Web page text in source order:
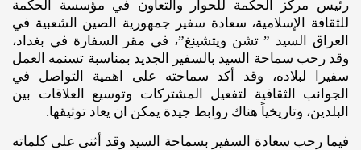
رئيس مركز الحكمة للحوار والتعاون في مؤسسة الحكمة
للثقافة الإسلامية، سعادة سفير جمهورية الصين الشعبية في
العراق السيد ” تشن ويتشينغ”، في مقر السفارة في بغداد،
وقد رحب سماحة السيد بالسفير الجديد بمناسبة تسنمه العمل
سفيرا لبلاده، وقد أكد سماحته على اهمية التواصل في
الجوانب الثقافية لتفعيل المشتركات وتوسيع العلاقات بين
البلدين، وتاريخياً هناك روابط جيدة يمكن ان يعاد توثيقها.
فيما رحب سعادة السفير بسماحة السيد وقد أثنى على كلماته